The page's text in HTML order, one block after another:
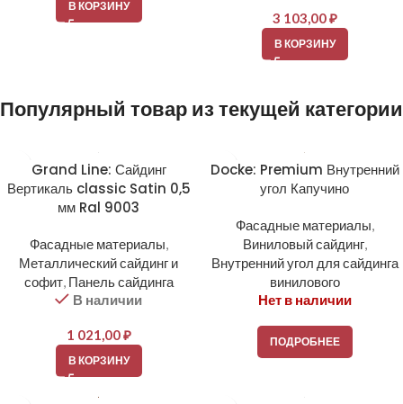
В КОРЗИНУ
3 103,00₽
В КОРЗИНУ
Популярный товар из текущей категории
Grand Line: Сайдинг
Вертикаль classic Satin 0,5
мм Ral 9003
Фасадные материалы,
Металлический сайдинг и
софит, Панель сайдинга
В наличии
1 021,00₽
В КОРЗИНУ
Docke: Premium Внутренний
угол Капучино
Фасадные материалы,
Виниловый сайдинг,
Внутренний угол для сайдинга
винилового
Нет в наличии
ПОДРОБНЕЕ